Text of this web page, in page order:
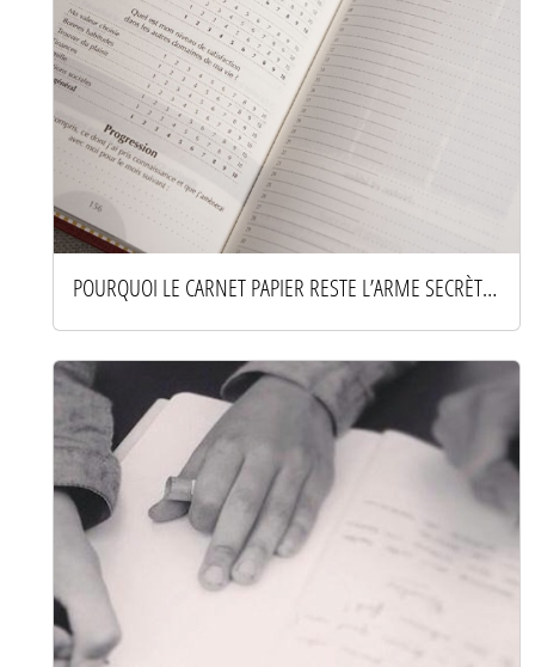
POURQUOI LE CARNET PAPIER RESTE L’ARME SECRÈTE DES ESPRITS PRODUCTIFS